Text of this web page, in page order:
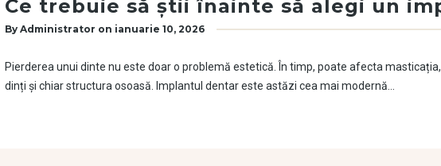
Ce trebuie să știi înainte să alegi un
By Administrator on ianuarie 10, 2026
Pierderea unui dinte nu este doar o problemă estetică. În timp, poate afecta
dinți și chiar structura osoasă. Implantul dentar este astăzi cea mai modernă…